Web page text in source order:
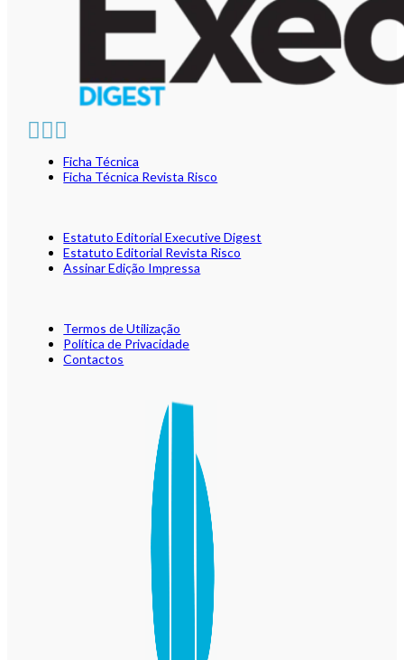
Ficha Técnica
Ficha Técnica Revista Risco
Estatuto Editorial Executive Digest
Estatuto Editorial Revista Risco
Assinar Edição Impressa
Termos de Utilização
Política de Privacidade
Contactos